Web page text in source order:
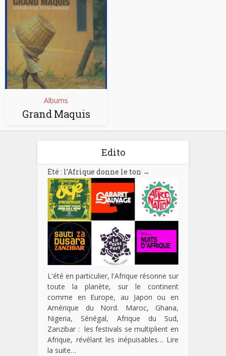
Albums
Grand Maquis
Edito
Eté : l’Afrique donne le ton →
L'été en particulier, l'Afrique résonne sur
toute la planète, sur le continent
comme en Europe, au Japon ou en
Amérique du Nord. Maroc, Ghana,
Nigeria, Sénégal, Afrique du Sud,
Zanzibar : les festivals se multiplient en
Afrique, révélant les inépuisables… Lire
la suite…